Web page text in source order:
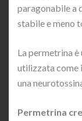
paragonabile a
stabile e meno
La permetrina è
utilizzata come
una
Permetrina